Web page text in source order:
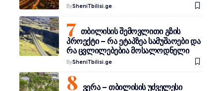
BySheniTbilisi.ge
თბილისის შემოვლითი გზის
პროექტი – რა ეტაპზეა სამუშაოები და
რა ცვლილებებია მოსალოდნელი
BySheniTbilisi.ge
ვერა – თბილისის უძველესი